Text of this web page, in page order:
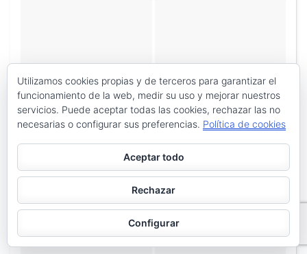
de
Utilizamos cookies propias y de terceros para garantizar el
funcionamiento de la web, medir su uso y mejorar nuestros
servicios. Puede aceptar todas las cookies, rechazar las no
necesarias o configurar sus preferencias. Política de cookies
Aceptar todo
Rechazar
Configurar